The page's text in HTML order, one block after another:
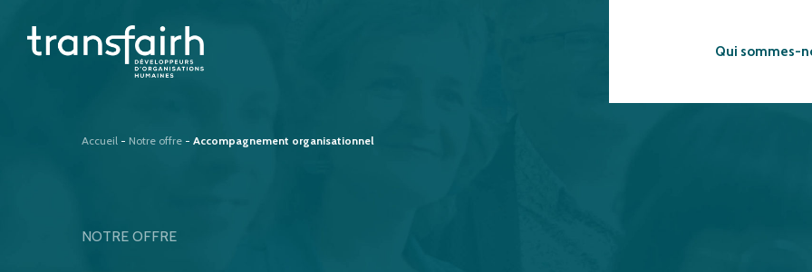
Qui sommes-
Accueil - Notre offre - Accompagnement organisationnel
NOTRE OFFRE